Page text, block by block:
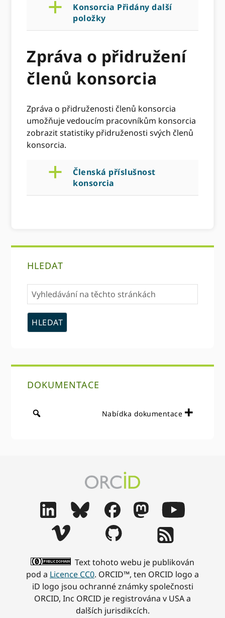
a
Konsorcia Přidány další
položky
Zpráva o přidružení
členů konsorcia
Zpráva o přidruženosti členů konsorcia
umožňuje vedoucím pracovníkům konsorcia
zobrazit statistiky přidruženosti svých členů
konsorcia.
a
Členská příslušnost
konsorcia
HLEDAT
Vyhledávání
na
těchto
stránkách
DOKUMENTACE
Nabídka dokumentace
Text tohoto webu je publikován
pod a Licence CC0. ORCID™, ten ORCID logo a
iD logo jsou ochranné známky společnosti
ORCID, Inc ORCID je registrována v USA a
dalších jurisdikcích.